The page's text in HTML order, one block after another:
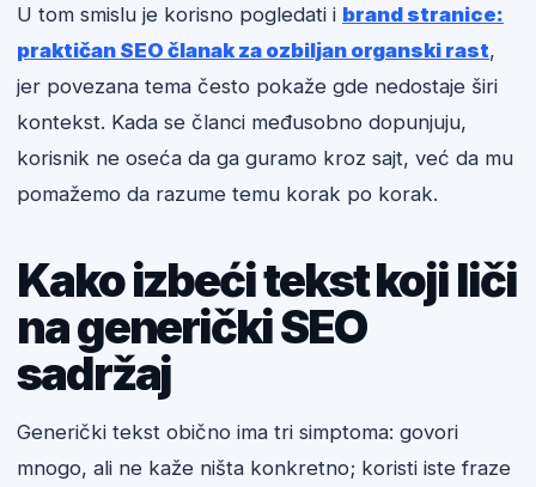
U tom smislu je korisno pogledati i brand stranice:
praktičan SEO članak za ozbiljan organski rast,
jer povezana tema često pokaže gde nedostaje širi
kontekst. Kada se članci međusobno dopunjuju,
korisnik ne oseća da ga guramo kroz sajt, već da mu
pomažemo da razume temu korak po korak.
Kako izbeći tekst koji liči
na generički SEO
sadržaj
Generički tekst obično ima tri simptoma: govori
mnogo, ali ne kaže ništa konkretno; koristi iste fraze